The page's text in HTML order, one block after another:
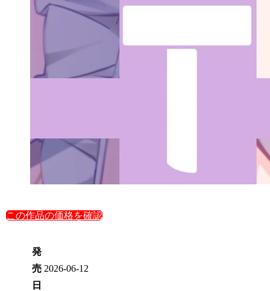
この作品の価格を確認
発
売
日
2026-06-12